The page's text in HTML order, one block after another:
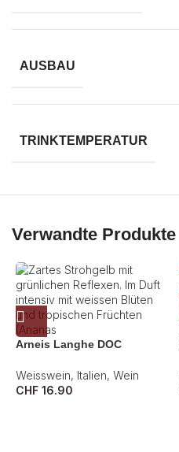
AUSBAU
TRINKTEMPERATUR
Verwandte Produkte
Arneis Langhe DOC
Weisswein, Italien, Wein
CHF 16.90